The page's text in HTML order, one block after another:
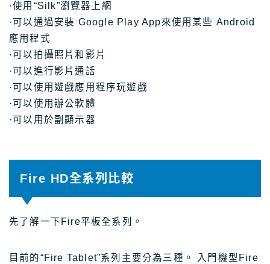
·使用“Silk”瀏覽器上網
·可以通過安裝 Google Play App來使用某些 Android
應用程式
·可以拍攝照片和影片
·可以進行影片通話
·可以使用遊戲應用程序玩遊戲
·可以使用辦公軟體
·可以用於副顯示器
Fire HD全系列比較
先了解一下Fire平板全系列。
目前的“Fire Tablet”系列主要分為三種。 入門機型Fire